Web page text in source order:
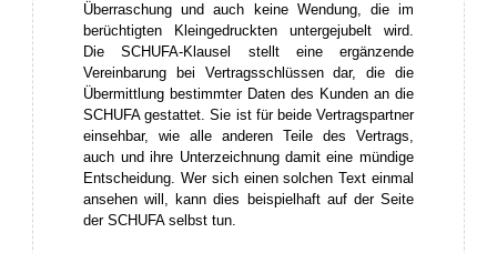
Überraschung und auch keine Wendung, die im
berüchtigten Kleingedruckten untergejubelt wird.
Die SCHUFA-Klausel stellt eine ergänzende
Vereinbarung bei Vertragsschlüssen dar, die die
Übermittlung bestimmter Daten des Kunden an die
SCHUFA gestattet. Sie ist für beide Vertragspartner
einsehbar, wie alle anderen Teile des Vertrags,
auch und ihre Unterzeichnung damit eine mündige
Entscheidung. Wer sich einen solchen Text einmal
ansehen will, kann dies beispielhaft auf der Seite
der SCHUFA selbst tun.